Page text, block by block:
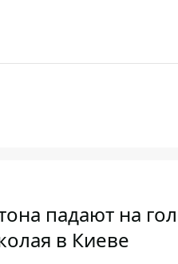
падают на
в Киеве